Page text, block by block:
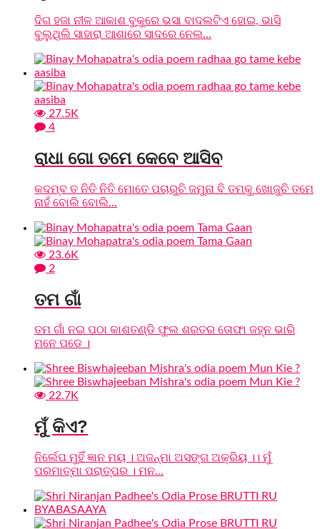
ଦିଗ ହଜା ନୀଳ ଆକାଶ ବୁକୁରେ ଭସା ବାଦଲଟିଏ ହୋଇ, ଭାସି
ବୁଲୁଥିଲି ସାହାରା ଆଶାରେ ସାଦରେ ନେଲ...
27.5K
4
ରାଧା ଗୋ ତମେ କେବେ ଆସିବ
କଦମ୍ବ ତ ନିତି ନିତି ମୋତେ ପଚାରୁଚି ଜମୁନା ବି ତମକୁ ଖୋଜୁଚି ତମେ
ନାହଁ ବୋଲି ବୋଲି...
23.6K
2
ତମ ଗାଁ
ତମ ଗାଁ ନଇ ପଠା କାଶତଣ୍ଡି ଫୁଲ ଶରତର ତୋଫା ଜହ୍ନ ଭାରି
ମନେ ପଡେ ।
22.7K
ମୁଁ କିଏ?
ନିର୍ଲେପ ମୁହିଁ ଜ୍ଞାନ ମୟ । ଅଜନ୍ମା ଅସଙ୍ଗ ଅକ୍ରିୟ ।। ମୁଁ
ପରମାତ୍ମା ପରାତ୍ପର । ମନ...